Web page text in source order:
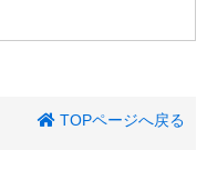
TOPページへ戻る